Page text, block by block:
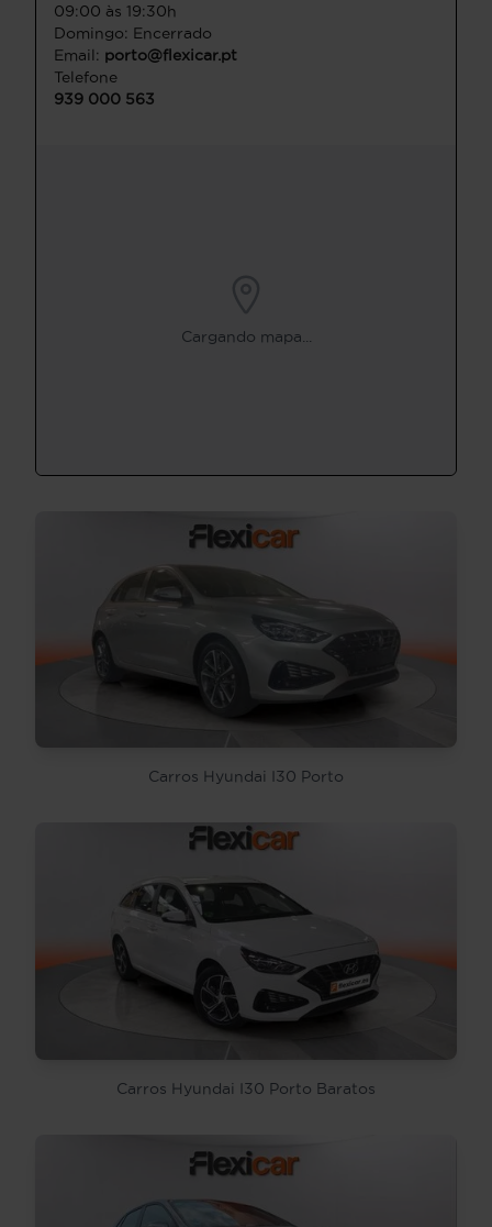
09:00 às 19:30h
Domingo: Encerrado
Email: porto@flexicar.pt
Telefone
939 000 563
Cargando mapa...
Carros Hyundai I30 Porto
Carros Hyundai I30 Porto Baratos